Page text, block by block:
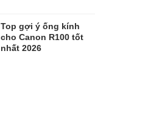
Top gợi ý ống kính
cho Canon R100 tốt
nhất 2026